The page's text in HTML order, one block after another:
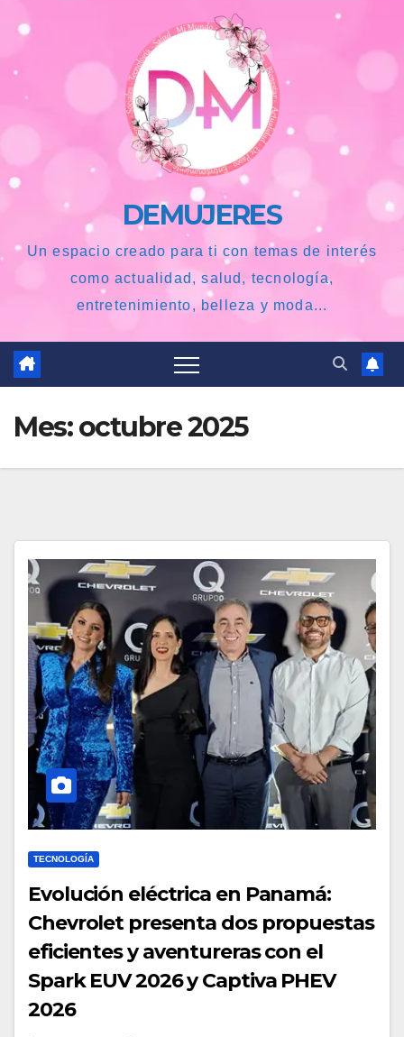
DEMUJERES
Un espacio creado para ti con temas de interés
como actualidad, salud, tecnología,
entretenimiento, belleza y moda...
Mes:octubre 2025
TECNOLOGÍA
Evolución eléctrica en Panamá:
Chevrolet presenta dos propuestas
eficientes y aventureras con el
Spark EUV 2026 y Captiva PHEV
2026